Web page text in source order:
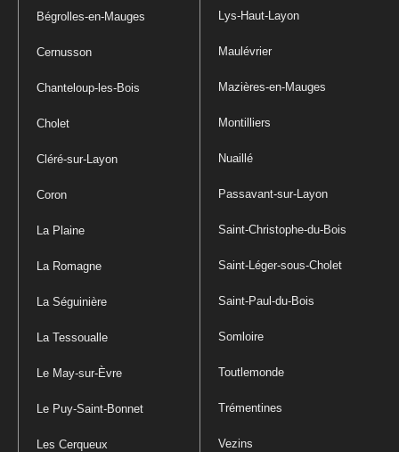
Bégrolles-en-Mauges
Cernusson
Chanteloup-les-Bois
Cholet
Cléré-sur-Layon
Coron
La Plaine
La Romagne
La Séguinière
La Tessoualle
Le May-sur-Èvre
Le Puy-Saint-Bonnet
Les Cerqueux
Lys-Haut-Layon
Maulévrier
Mazières-en-Mauges
Montilliers
Nuaillé
Passavant-sur-Layon
Saint-Christophe-du-Bois
Saint-Léger-sous-Cholet
Saint-Paul-du-Bois
Somloire
Toutlemonde
Trémentines
Vezins